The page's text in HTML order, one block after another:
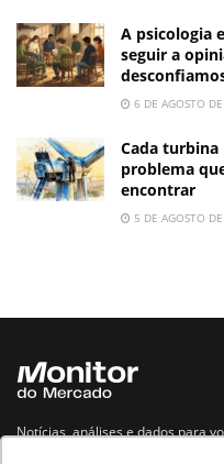
A psicologia
seguir a
6 DE AGOSTO
Cada turbina
problema
encontrar
5 DE AGOSTO
Notícias, análises e dados para